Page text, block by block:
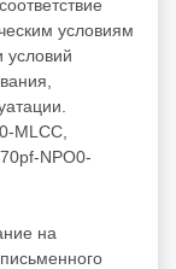
условиям
условий
MLCC,
NPO0-
на